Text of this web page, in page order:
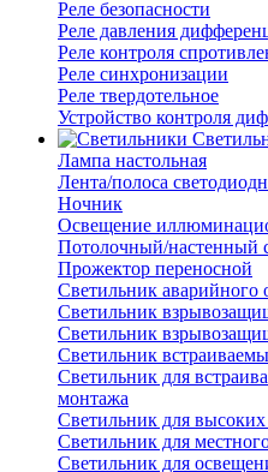
Реле безопасности
Реле давления
Реле контроля
Реле синхронизации
Реле твердотельное
Устройство контроля
Лампа настольная
Лента/полоса
Ночник
Освещение
Потолочный/настенный
Прожектор переносной
Светильник аварийного
Светильник
Светильник
Светильник
Светильник для
монтажа
Светильник для высоких
Светильник для
Светильник для